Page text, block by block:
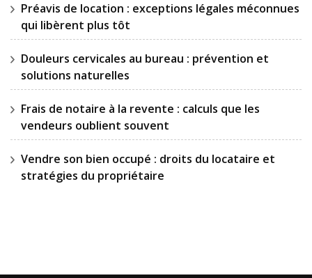
Préavis de location : exceptions légales méconnues
qui libèrent plus tôt
Douleurs cervicales au bureau : prévention et
solutions naturelles
Frais de notaire à la revente : calculs que les
vendeurs oublient souvent
Vendre son bien occupé : droits du locataire et
stratégies du propriétaire